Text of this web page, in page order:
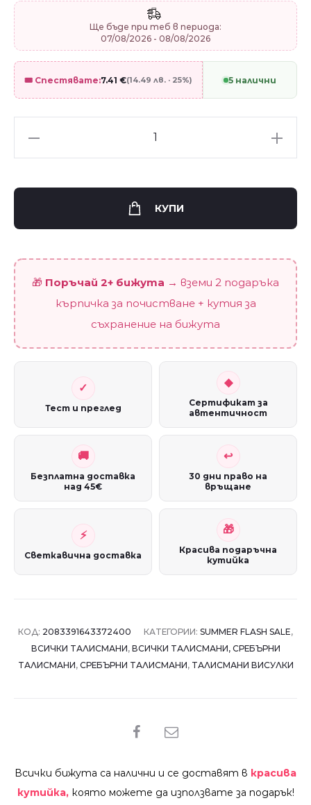
Ще бъде при теб в периода:
07/08/2026 - 08/08/2026
🎟️ Спестявате:7.41 €(14.49 лв. · 25%) 5 налични
"Сребърен
quantity
КУПИ
🎁 Поръчай 2+ бижута → вземи 2 подаръка
кърпичка за почистване + кутия за
съхранение на бижута
Тест и преглед
Сертификат за
автентичност
Безплатна доставка
над 45€
30 дни право на
връщане
Светкавична доставка
Красива подаръчна
кутийка
КОД: 2083391643372400 КАТЕГОРИИ: SUMMER FLASH SALE,
ВСИЧКИ ТАЛИСМАНИ, ВСИЧКИ ТАЛИСМАНИ, СРЕБЪРНИ
ТАЛИСМАНИ, СРЕБЪРНИ ТАЛИСМАНИ, ТАЛИСМАНИ ВИСУЛКИ
SHARE
Всички бижута са налични и се доставят в красива
кутийка, която можете да използвате за подарък!